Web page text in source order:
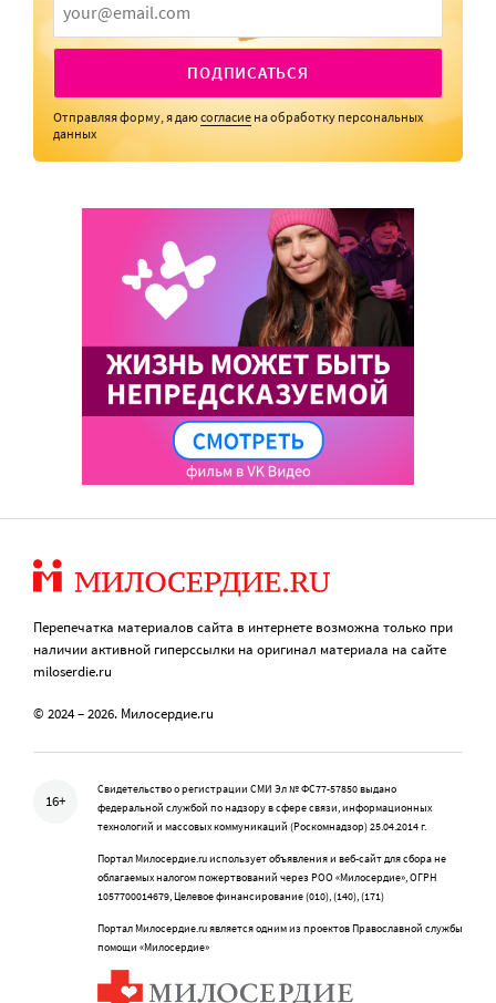
ПОДПИСАТЬСЯ
Отправляя форму, я даюсогласие на обработку персональных
данных
Перепечатка материалов сайта в интернете возможна только при
наличии активной гиперссылки на оригинал материала на сайте
miloserdie.ru
© 2024 – 2026. Милосердие.ru
16+
Свидетельство о регистрации СМИ Эл № ФС77-57850 выдано
федеральной службой по надзору в сфере связи, информационных
технологий и массовых коммуникаций (Роскомнадзор) 25.04.2014 г.
Портал Милосердие.ru использует объявления и веб-сайт для сбора не
облагаемых налогом пожертвований через РОО «Милосердие», ОГРН
1057700014679, Целевое финансирование (010), (140), (171)
Портал Милосердие.ru является одним из проектов Православной службы
помощи «Милосердие»